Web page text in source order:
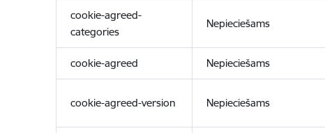
cookie-agreed-
categories
Nepieciešams
cookie-agreed Nepieciešams
cookie-agreed-version Nepieciešams